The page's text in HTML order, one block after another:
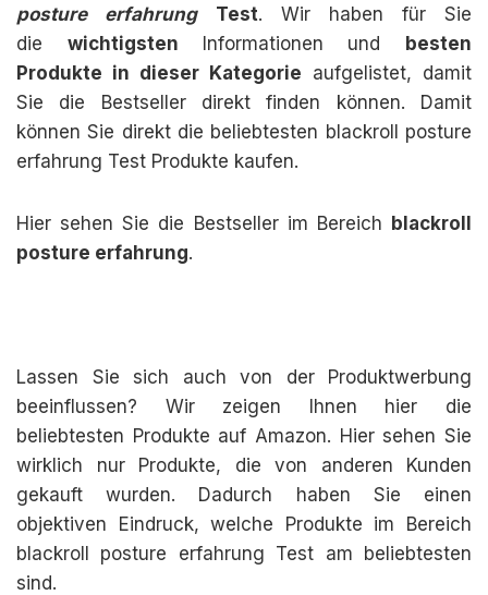
posture erfahrung
Test. Wir haben für Sie
die wichtigsten Informationen und
besten
Produkte in dieser Kategorie aufgelistet, damit
Sie die Bestseller direkt finden können. Damit
können Sie direkt die beliebtesten blackroll posture
erfahrung Test Produkte kaufen.
Hier sehen Sie die Bestseller im Bereich blackroll
posture erfahrung.
Lassen Sie sich auch von der Produktwerbung
beeinflussen? Wir zeigen Ihnen hier die
beliebtesten Produkte auf Amazon. Hier sehen Sie
wirklich nur Produkte, die von anderen Kunden
gekauft wurden. Dadurch haben Sie einen
objektiven Eindruck, welche Produkte im Bereich
blackroll posture erfahrung Test am beliebtesten
sind.